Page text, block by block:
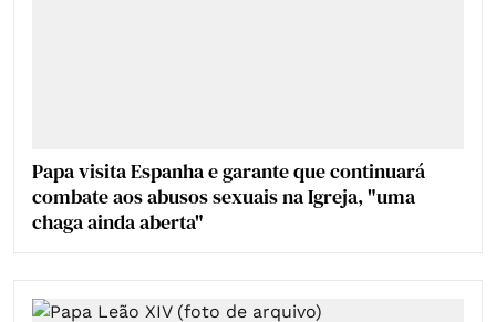
Papa visita Espanha e garante que continuará
combate aos abusos sexuais na Igreja, "uma
chaga ainda aberta"